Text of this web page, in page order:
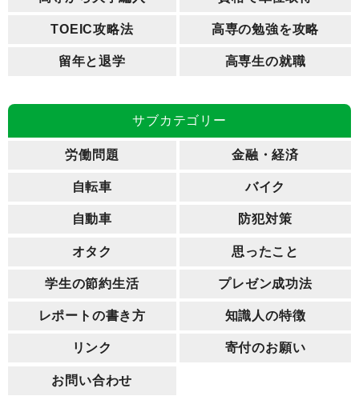
TOEIC攻略法 高専の勉強を攻略
留年と退学 高専生の就職
サブカテゴリー
労働問題 金融・経済
自転車 バイク
自動車 防犯対策
オタク 思ったこと
学生の節約生活 プレゼン成功法
レポートの書き方 知識人の特徴
リンク 寄付のお願い
お問い合わせ